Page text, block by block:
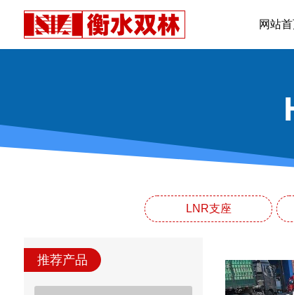
网站
LNR支座
推荐产品